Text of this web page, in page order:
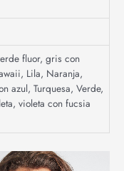
fluor, gris con
, Lila, Naranja,
azul, Turquesa, Verde,
, violeta con fucsia